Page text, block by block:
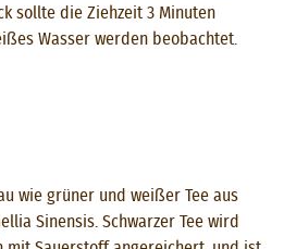
sollte die Ziehzeit 3 ​​Minuten
Wasser werden beobachtet.
wie grüner und weißer Tee aus
Sinensis. Schwarzer Tee wird